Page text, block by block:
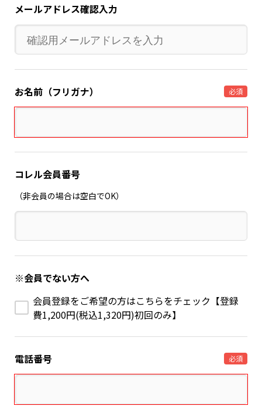
メールアドレス確認入力
お名前（フリガナ） 必須
コレル会員番号
（非会員の場合は空白でOK）
※会員でない方へ
会員登録をご希望の方はこちらをチェック【登録
費1,200円(税込1,320円)初回のみ】
電話番号 必須